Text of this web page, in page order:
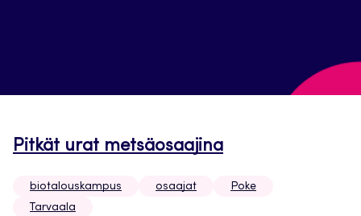
Pitkät urat metsäosaajina
biotalouskampus osaajat
Poke
Tarvaala